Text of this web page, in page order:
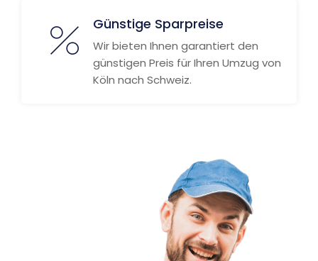
Günstige Sparpreise
Wir bieten Ihnen garantiert den
günstigen Preis für Ihren Umzug von
Köln nach Schweiz.